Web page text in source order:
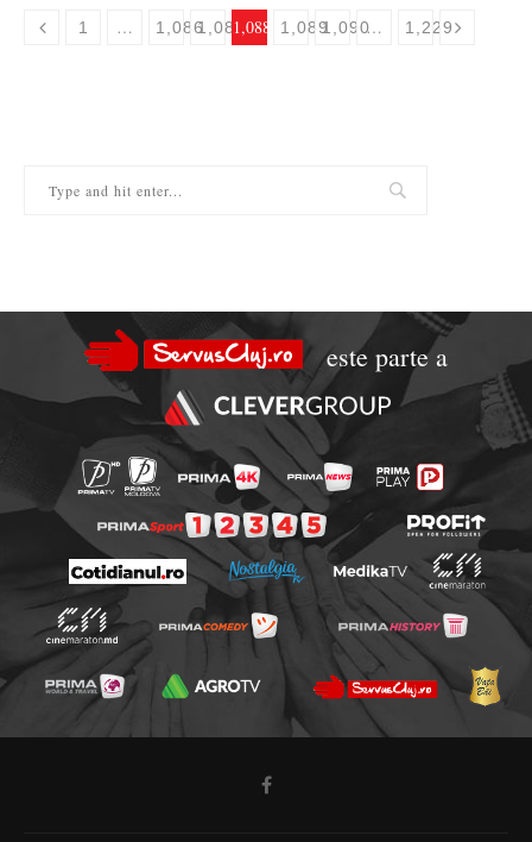
1 … 1,0861,0871,088 1,0891,090… 1,229
este parte a